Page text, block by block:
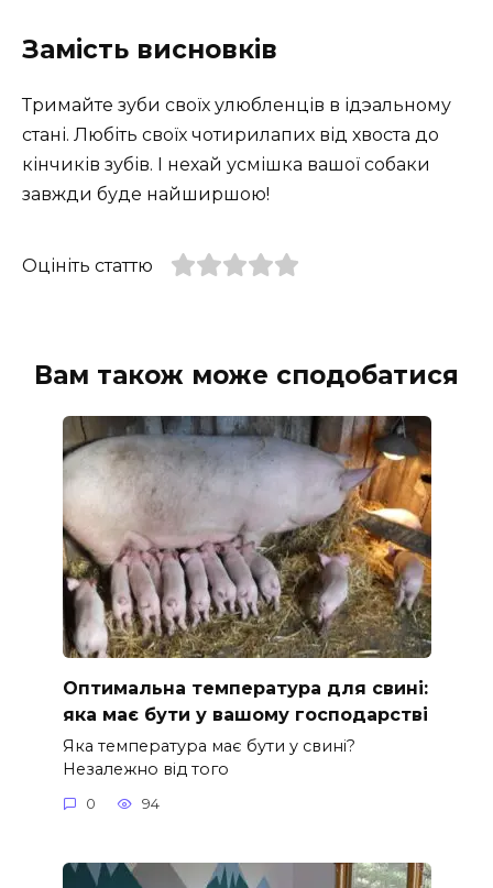
Замість висновків
Тримайте зуби своїх улюбленців в ідэальному
стані. Любіть своїх чотирилапих від хвоста до
кінчиків зубів. І нехай усмішка вашої собаки
завжди буде найширшою!
Оцініть статтю
Вам також може сподобатися
Оптимальна температура для свині:
яка має бути у вашому господарстві
Яка температура має бути у свині?
Незалежно від того
0 94